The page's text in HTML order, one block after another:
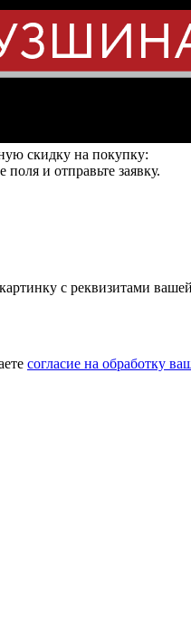
скидку на покупку:
и отправьте заявку.
с реквизитами
согласие на обработку